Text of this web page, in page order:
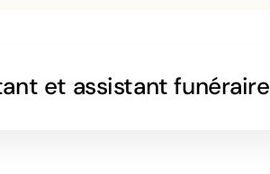
et assistant funéraire